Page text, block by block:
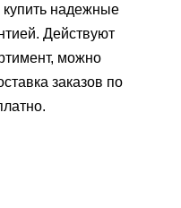
надежные
Действуют
можно
заказов по